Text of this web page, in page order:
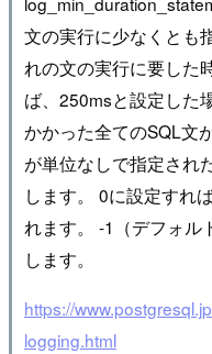
文の実行に少なくとも
れの文の実行に要した
ば、250msと設定した
かかった全てのSQL文
が単位なしで指定され
します。 0に設定すれ
れます。 -1（デフォル
します。
https://
logging.html